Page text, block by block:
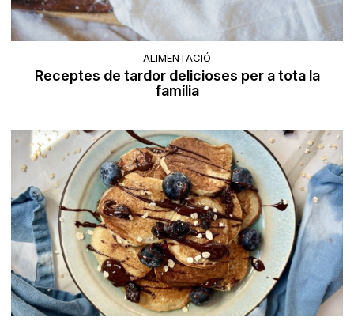
ALIMENTACIÓ
Receptes de tardor delicioses per a tota la
família